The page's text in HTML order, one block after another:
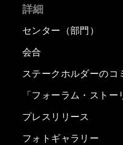
詳細
センター（部門）
会合
ステークホルダーのコ
「フォーラム・ストー
プレスリリース
フォトギャラリー